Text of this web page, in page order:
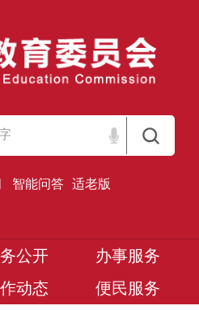
智能问答 适老版
公开
办事服务
动态 便民服务